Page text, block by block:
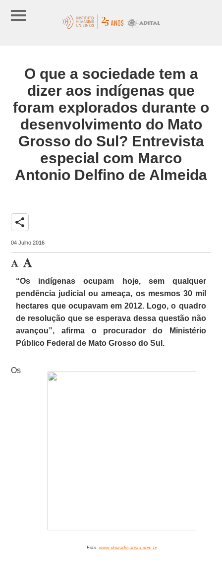
O que a sociedade tem a
dizer aos indígenas que
foram explorados durante o
desenvolvimento do Mato
Grosso do Sul? Entrevista
especial com Marco
Antonio Delfino de Almeida
share
04 Julho 2016
“Os indígenas ocupam hoje, sem qualquer
pendência judicial ou ameaça, os mesmos 30 mil
hectares que ocupavam em 2012. Logo, o quadro
de resolução que se esperava dessa questão não
avançou”, afirma o procurador do Ministério
Público Federal de Mato Grosso do Sul.
Foto: www.douradosagora.com.br
Os